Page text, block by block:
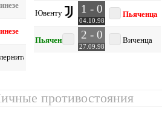
Ювентус 1 - 0
04.10.98
Пьяченца
Пьяченца 2 - 0
27.09.98
Виченца
противостояния